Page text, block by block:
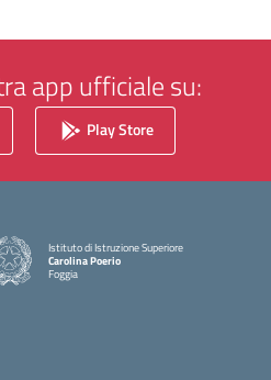
app ufficiale su:
Play Store
Istituto di Istruzione Superiore
Carolina Poerio
Foggia
— Visita la pagina iniziale della scuola